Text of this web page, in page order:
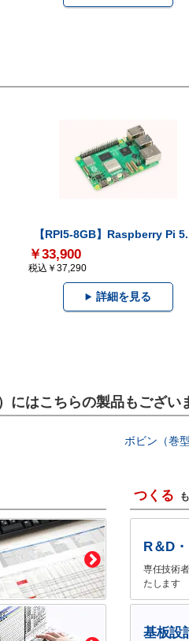
【RPI5-8GB】Raspberry Pi
￥33,900
税込￥37,290
詳細を見る
はこちらの製品もござい
ボビン（巻
つくる
R＆D
専任技術
たします
基板設